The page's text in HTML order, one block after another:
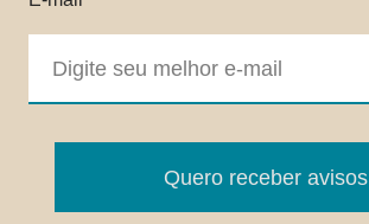
Quero receber avisos